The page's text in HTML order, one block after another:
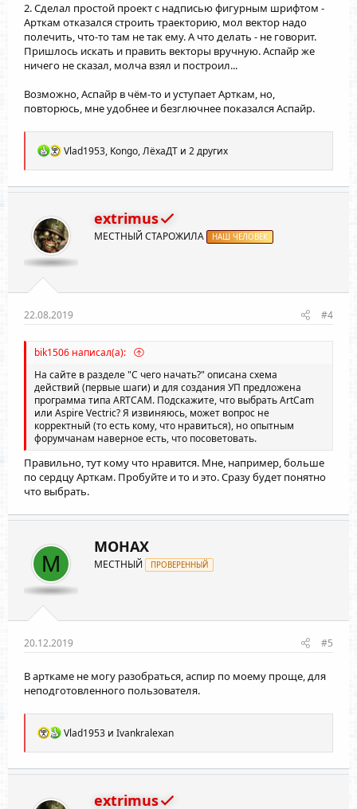
2. Сделал простой проект с надписью фигурным шрифтом -
Арткам отказался строить траекторию, мол вектор надо
полечить, что-то там не так ему. А что делать - не говорит.
Пришлось искать и править векторы вручную. Аспайр же
ничего не сказал, молча взял и построил...
Возможно, Аспайр в чём-то и уступает Арткам, но,
повторюсь, мне удобнее и безглючнее показался Аспайр.
Р
а
к
и
:
Vlad1953, Kongo,ЛёхаДТ и 2 других
extrimus
МЕСТНЫЙ СТАРОЖИЛА НАШ ЧЕЛОВЕК
22.08.2019 #4
bik1506 написал(а):
На сайте в разделе "С чего начать?" описана схема
действий (первые шаги) и для создания УП предложена
программа типа ARTCAM. Подскажите, что выбрать ArtCam
или Aspire Vectric? Я извиняюсь, может вопрос не
корректный (то есть кому, что нравиться), но опытным
форумчанам наверное есть, что посоветовать.
Правильно, тут кому что нравится. Мне, например, больше
по сердцу Арткам. Пробуйте и то и это. Сразу будет понятно
что выбрать.
M
MOHAX
МЕСТНЫЙ ПРОВЕРЕННЫЙ
20.12.2019 #5
В арткаме не могу разобраться, аспир по моему проще, для
неподготовленного пользователя.
Р
а
к
Vlad1953 и Ivankralexan
extrimus